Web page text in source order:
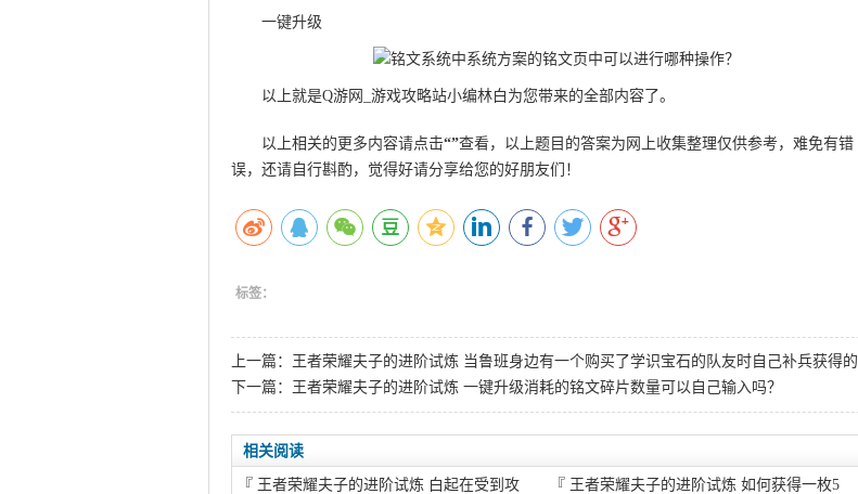
一键升级
以上就是Q游网_游戏攻略站小编林白为您带来的全部内容了。
以上相关的更多内容请点击“”查看，以上题目的答案为网上收集整理仅供参考，难免有错
误，还请自行斟酌，觉得好请分享给您的好朋友们！
标签：
上一篇：
王者荣耀夫子的进阶试炼 当鲁班身边有一个购买了学识宝石的队友时自己补兵获得的
下一篇：
王者荣耀夫子的进阶试炼 一键升级消耗的铭文碎片数量可以自己输入吗？
相关阅读
『 王者荣耀夫子的进阶试炼 白起在受到攻 『 王者荣耀夫子的进阶试炼 如何获得一枚5